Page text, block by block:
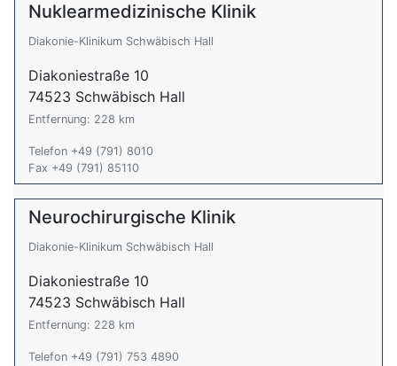
Nuklearmedizinische Klinik
Diakonie-Klinikum Schwäbisch Hall
Diakoniestraße 10
74523 Schwäbisch Hall
Entfernung: 228 km
Telefon +49 (791) 8010
Fax +49 (791) 85110
Neurochirurgische Klinik
Diakonie-Klinikum Schwäbisch Hall
Diakoniestraße 10
74523 Schwäbisch Hall
Entfernung: 228 km
Telefon +49 (791) 753 4890